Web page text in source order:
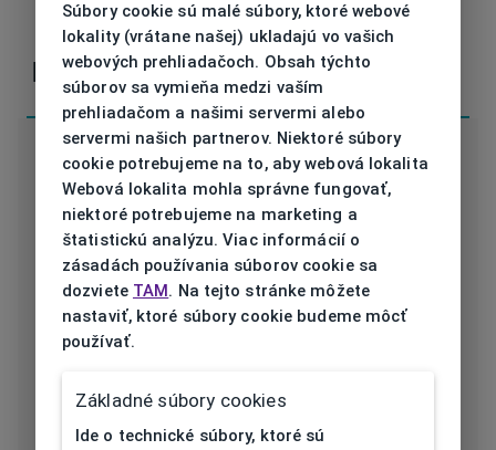
V prípade nejasností alebo otázok nás kontaktujte
Parametre
Kód V4651 002 54/17
Značka VISTAN
Druh rámu
Typ rámu Klip
Súbory cookie sú malé súbory, ktoré webové
lokality (vrátane našej) ukladajú vo vašich
webových prehliadačoch. Obsah týchto
súborov sa vymieňa medzi vaším
prehliadačom a našimi servermi alebo
servermi našich partnerov. Niektoré súbory
cookie potrebujeme na to, aby webová lokalita
Webová lokalita mohla správne fungovať,
niektoré potrebujeme na marketing a
štatistickú analýzu. Viac informácií o
zásadách používania súborov cookie sa
dozviete TAM. Na tejto stránke môžete
nastaviť, ktoré súbory cookie budeme môcť
používať.
Základné súbory cookies
Ide o technické súbory, ktoré sú